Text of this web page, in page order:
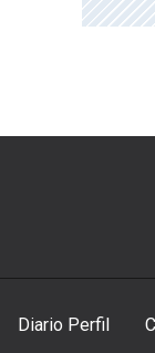
Diario Perfil